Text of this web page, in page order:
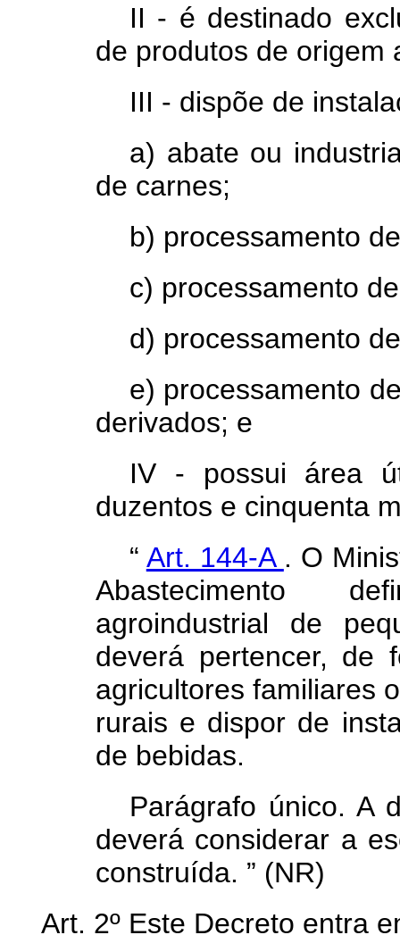
II - é destinado
de produtos de origem
III - dispõe de
a) abate ou
de carnes;
b) processamento
c) processamento
d) processamento
e) processamento
derivados; e
IV - possui área
duzentos e cinquenta
“ Art. 144-A . O
Abastecimento
agroindustrial de
deverá pertencer, de
agricultores familiares
rurais e dispor de
de bebidas.
Parágrafo único. A
deverá considerar a
construída. ” (NR)
Art. 2º Este Decreto entra